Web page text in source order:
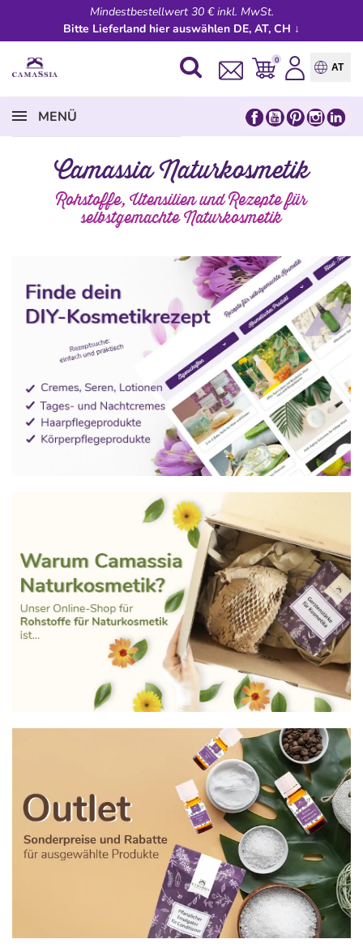
Mindestbestellwert 30 € inkl. MwSt.
Bitte Lieferland hier auswählen DE, AT, CH ↓
0
AT
MENÜ
Camassia Naturkosmetik
Rohstoffe, Utensilien und Rezepte für
selbstgemachte Naturkosmetik